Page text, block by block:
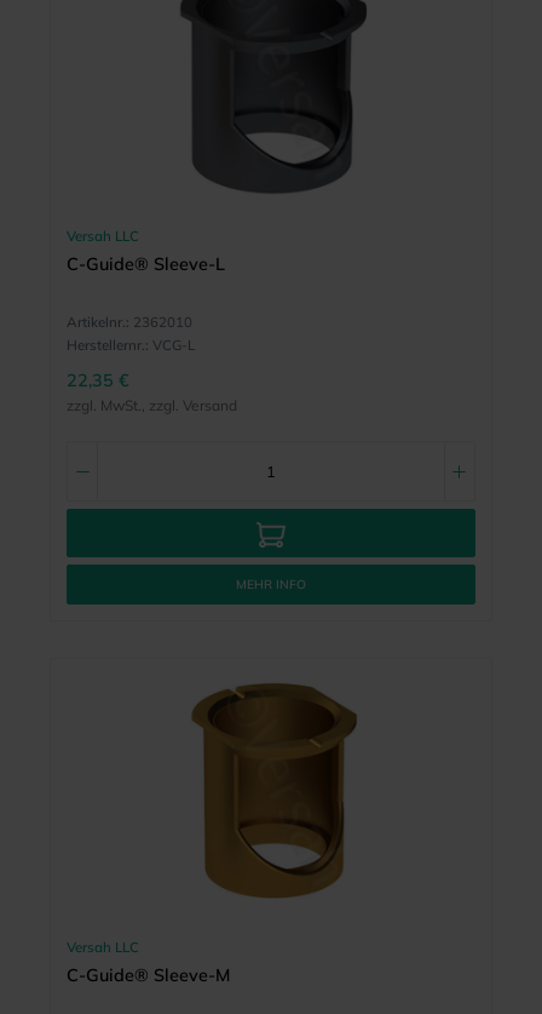
Versah LLC
C-Guide® Sleeve-L
Artikelnr.: 2362010
Herstellernr.: VCG-L
22,35 €
zzgl. MwSt., zzgl. Versand
MEHR INFO
Versah LLC
C-Guide® Sleeve-M